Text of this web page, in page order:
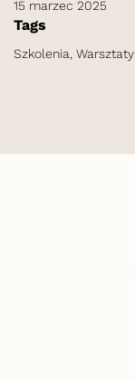
15 marzec 2025
Tags
Szkolenia, Warsztaty